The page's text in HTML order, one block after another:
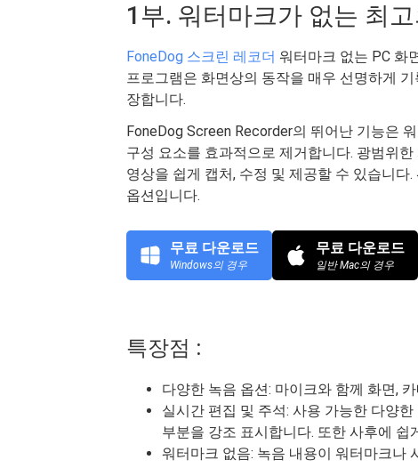
1부. 워터마크가 없는 최
FoneDog 스크린 레코더 워터마크 없는 PC 화
프로그램은 화면상의 동작을 매우 선명하게
장합니다.
FoneDog Screen Recorder의 뛰어난 기능은
구성 요소를 효과적으로 제거합니다. 광범위
영상을 쉽게 캡처, 수정 및 제공할 수 있습니
옵션입니다.
무료 다운로드
Windows의 경우
무료 다운로드
일반 Mac의 경우
특장점 :
다양한 녹음 옵션: 마이크와 함께 화면,
실시간 편집 및 주석: 사용 가능한 다양
부분을 강조 표시합니다. 또한 사후에 쉽
워터마크 없음: 녹음 내용이 워터마크나